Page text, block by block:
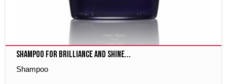
Shampoo for Brilliance and Shine...
Shampoo